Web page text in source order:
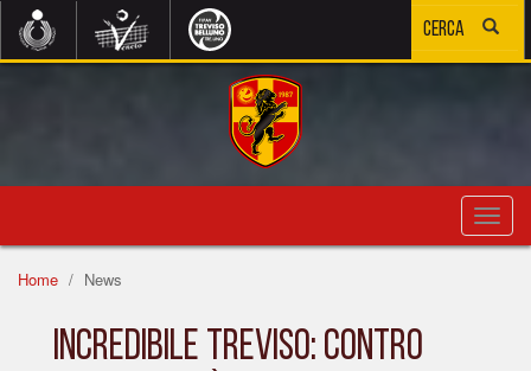
Home
News
INCREDIBILE TREVISO: CONTRO